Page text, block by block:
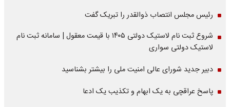
رئیس مجلس انتصاب ذوالقدر را تبریک گفت
شروع ثبت نام لاستیک دولتی ۱۴۰۵ با قیمت معقول | سامانه ثبت نام
لاستیک دولتی سواری
دبیر جدید شورای عالی امنیت ملی را بیشتر بشناسید
پاسخ عراقچی به یک ابهام و تکذیب یک ادعا